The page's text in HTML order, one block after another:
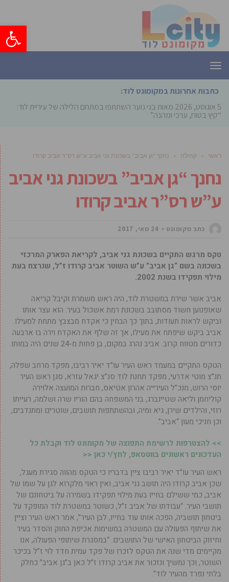
פתח
תפריט
כתבות אחרונות במקומונט לוד:
5 אוגוסט, 2026
מאות בני נוער השתתפו במתחם הלילה של עיריית לוד:
“קיץ בטוח, ערכי ומהנה”
ראשי » קהילה » נחנך “גן אביב” בשכונת גני אביב ע”ש רס”ר אביב קרודו
נחנך “גן אביב” בשכונת גני אביב
ע”ש רס”ר אביב קרודו
כתב מקומונט 24 מאי, 2017
טקס מרגש התקיים בשכונת גני אביב, לקריאת הפארק המרכזי
בשכונה בשם “גן אביב” ע”ש השוטר אביב קרודו ז”ל, שנרצח בעת
מילוי תפקידו בשנת 2002.
אביב אשר שירת במשטרת לוד, היה ראש משמרת וקיבל קריאה
שאופנוען חשוד מסתובב בשכונת רמת אשכול בעיר. הוא עצר אותו
וביקש לראות תעודות, בתוך כך הבחין כי אקדח מבצבץ מתחת למעילו.
אביב ביקש שיפתח את מעילו, אך זה שלף את האקדח וירה בו ארבעה
כדורים מטווח קרוב. אביב נהרג במקום, בן פחות מ-24 שנים היה במותו.
הטקס התקיים במעמד ראש העיר עו”ד יאיר רביבו, מפקד מרחב שפלה,
תנ”צ מוטי אדרעי, מפקד תחנת לוד סנ”צ יגאל עזרא, סגן ראש העיר
יוסי הרוש, מנכ”ל העירייה אהרון אטיאס, חברות המועצה אלוירה
קוליחמן וליאה שטיינברג, בני המשפחה בהם הוריו שרה ושלמה, רעייתו
רוזי, והילדים שירן, גיא ומיה, ובהשתתפות תושבים, שוטרים ומתנדבים,
וכן חניכי מעון “אביב”.
>> להצטרפות לרשימת התפוצה של מקומונט לוד וקבלת כל
העדכונים ראשונים בווטסאפ, לחץ/י כאן <<
ראש העיר עו”ד יאיר רביבו ציין בדבריו כי הטקס מהווה סגירת מעגל,
שכן אביב קרודו היה תושב גני אביב, ואין ראוי מלקרוא לגן על שמו של
אביב, כמי ששילם בחייו בעת מילוי תפקידו בשמירה על ביטחונם של
תושבי העיר. “עבודתו של אביב ז”ל, כשוטר במשטרת לוד המופקד על
ביטחון תושביה, הפכה אותו עוד בחייו, לבן העיר”, אמר ראש העיר וציין
את שיתוף הפעולה עם המשטרה במשימות אכיפת החוק והסדר בעיר
וחיזוק הביטחון האישי של התושבים. “במסגרת שיתופי הפעולה, אנו
מקיימים מדי שנה את הטקס לזכרו של פקד עמית חדד לוי ז”ל בכיכר
השוטר, וכך נמשיך ונזכור את אביב קרודו ז”ל כאן ב”גן אביב” כחלק
בלתי נפרד מהעיר לוד”.